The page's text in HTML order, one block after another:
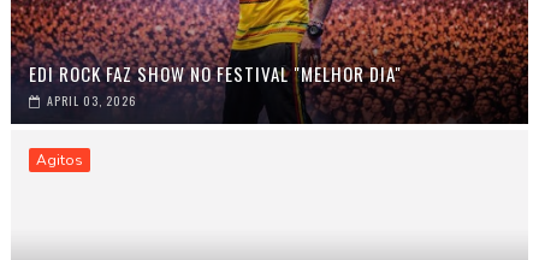
EDI ROCK FAZ SHOW NO FESTIVAL "MELHOR DIA"
APRIL 03, 2026
Agitos